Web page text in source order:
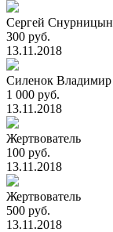
Сергей Снурницын
300 руб.
13.11.2018
Силенок Владимир
1 000 руб.
13.11.2018
Жертвователь
100 руб.
13.11.2018
Жертвователь
500 руб.
13.11.2018